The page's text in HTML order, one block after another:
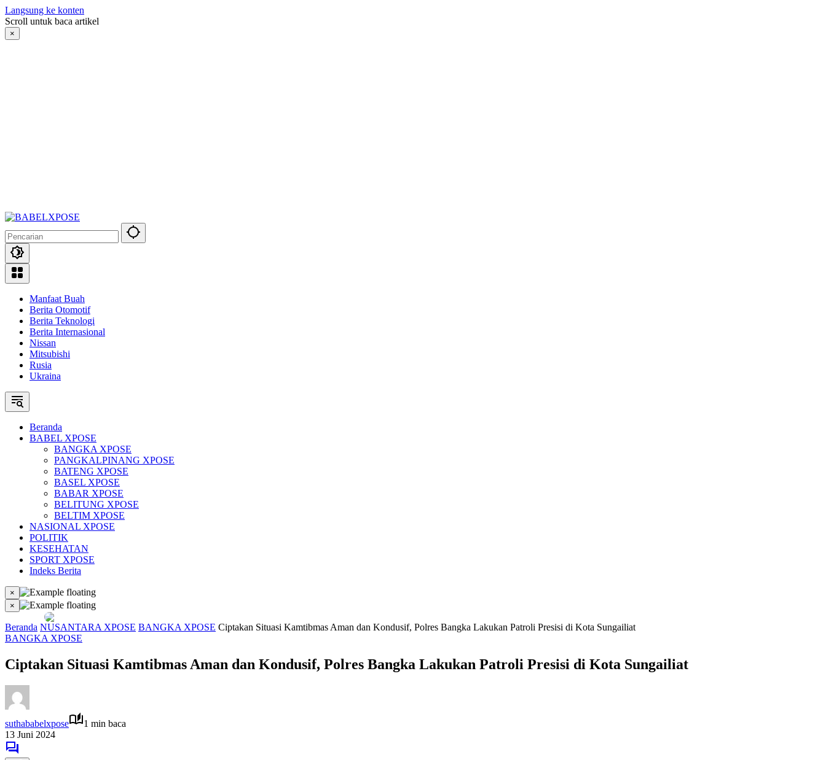
Langsung ke konten
Scroll untuk baca artikel
×
Manfaat Buah
Berita Otomotif
Berita Teknologi
Berita Internasional
Nissan
Mitsubishi
Rusia
Ukraina
Beranda
BABEL XPOSE
BANGKA XPOSE
PANGKALPINANG XPOSE
BATENG XPOSE
BASEL XPOSE
BABAR XPOSE
BELITUNG XPOSE
BELTIM XPOSE
NASIONAL XPOSE
POLITIK
KESEHATAN
SPORT XPOSE
Indeks Berita
×
×
Beranda NUSANTARA XPOSE BANGKA XPOSE Ciptakan Situasi Kamtibmas Aman dan Kondusif, Polres Bangka Lakukan Patroli Presisi di Kota Sungailiat
BANGKA XPOSE
Ciptakan Situasi Kamtibmas Aman dan Kondusif, Polres Bangka Lakukan Patroli Presisi di Kota Sungailiat
suthababelxpose
1 min baca
13 Juni 2024